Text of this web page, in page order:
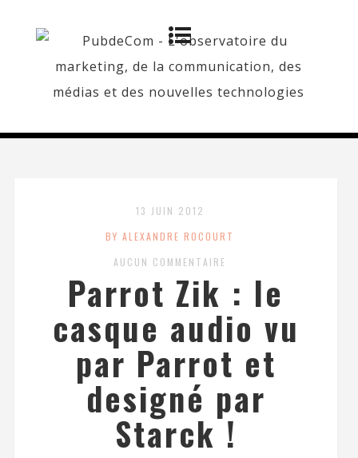
13 JUIN 2012
BY ALEXANDRE ROCOURT
AUCUN COMMENTAIRE
Parrot Zik : le
casque audio vu
par Parrot et
designé par
Starck !